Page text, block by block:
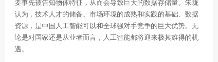
要事先被告知物体特征，从而会导致巨大的数据存储量。朱珑
认为，技术人才的储备、市场环境的成熟和实践的基础、数据
资源，是中国人工智能可以和全球强对手竞争的巨大优势。无
论是对国家还是从业者而言，人工智能都将迎来极其难得的机
遇。